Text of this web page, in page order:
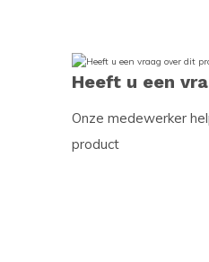
Heeft u een
Onze medewerker
product